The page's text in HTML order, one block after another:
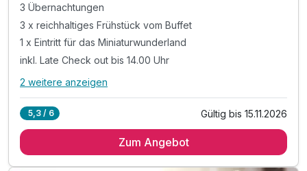
3 Übernachtungen
3 x reichhaltiges Frühstück vom Buffet
1 x Eintritt für das Miniaturwunderland
inkl. Late Check out bis 14.00 Uhr
Alle Inklusivleistungen
3 x reichhaltiges Frühstück vom Buffet
2 weitere anzeigen
5,3 / 6 Gültig bis 15.11.2026
Zum Angebot